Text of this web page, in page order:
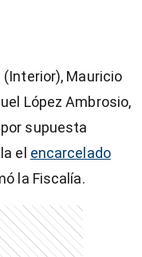
Mauricio
López Ambrosio,
supuesta
el encarcelado
la Fiscalía.